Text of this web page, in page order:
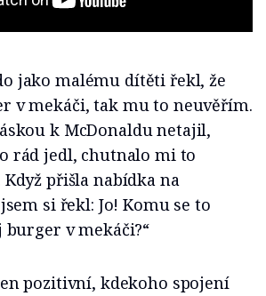
jako malému dítěti řekl, že
v mekáči, tak mu to neuvěřím.
k McDonaldu netajil,
rád jedl, chutnalo mi to
přišla nabídka na
si řekl: Jo! Komu se to
v mekáči?“
pozitivní, kdekoho spojení